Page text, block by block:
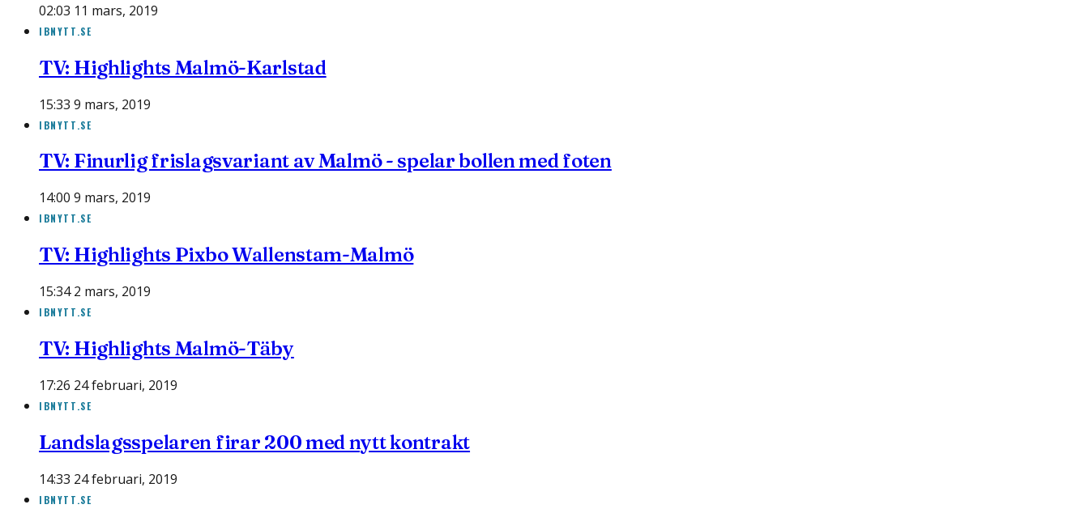
02:03 11 mars, 2019
IBNYTT.SE
TV: Highlights Malmö-Karlstad
15:33 9 mars, 2019
IBNYTT.SE
TV: Finurlig frislagsvariant av Malmö - spelar bollen med foten
14:00 9 mars, 2019
IBNYTT.SE
TV: Highlights Pixbo Wallenstam-Malmö
15:34 2 mars, 2019
IBNYTT.SE
TV: Highlights Malmö-Täby
17:26 24 februari, 2019
IBNYTT.SE
Landslagsspelaren firar 200 med nytt kontrakt
14:33 24 februari, 2019
IBNYTT.SE